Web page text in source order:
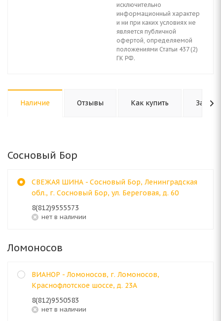
исключительно
информационный характер
и ни при каких условиях не
является публичной
офертой, определяемой
положениями Статьи 437 (2)
ГК РФ.
Наличие Отзывы Как купить
Сосновый Бор
СВЕЖАЯ ШИНА - Сосновый Бор, Ленинградская
обл., г. Сосновый Бор, ул. Береговая, д. 60
8(812)9555573
Нет в наличии
Ломоносов
ВИАНОР - Ломоносов, г. Ломоносов,
Краснофлотское шоссе, д. 23А
8(812)9550583
Нет в наличии